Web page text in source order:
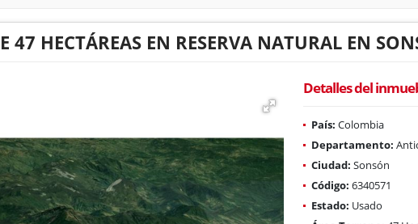
47 HECTÁREAS EN RESERVA NATURAL EN
Detalles del
País: Colombia
Departamento:
Ciudad: Sonsón
Código: 6340571
Estado: Usado